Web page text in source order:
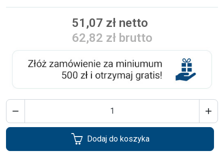
51,07 zł netto
62,82 zł brutto
 
Dodaj do koszyka